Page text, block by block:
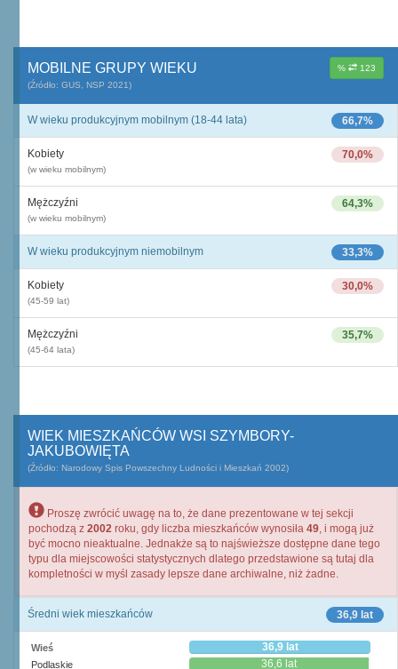
% 123
MOBILNE GRUPY WIEKU
(Źródło: GUS, NSP 2021)
66,7%
W wieku produkcyjnym mobilnym (18-44 lata)
70,0%
Kobiety
(w wieku mobilnym)
64,3%
Mężczyźni
(w wieku mobilnym)
33,3%
W wieku produkcyjnym niemobilnym
30,0%
Kobiety
(45-59 lat)
35,7%
Mężczyźni
(45-64 lata)
WIEK MIESZKAŃCÓW WSI SZYMBORY-
JAKUBOWIĘTA
(Źródło: Narodowy Spis Powszechny Ludności i Mieszkań 2002)
Proszę zwrócić uwagę na to, że dane prezentowane w tej sekcji
pochodzą z 2002 roku, gdy liczba mieszkańców wynosiła 49, i mogą już
być mocno nieaktualne. Jednakże są to najświeższe dostępne dane tego
typu dla miejscowości statystycznych dlatego przedstawione są tutaj dla
kompletności w myśl zasady lepsze dane archiwalne, niż żadne.
36,9 lat
Średni wiek mieszkańców
Wieś 36,9 lat
Podlaskie 36,6 lat